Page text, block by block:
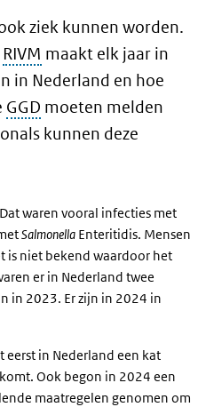
ziek kunnen worden.
RIVM maakt elk jaar in
in Nederland en hoe
GGD moeten melden
kunnen deze
waren vooral infecties met
Salmonella Enteritidis. Mensen
is niet bekend waardoor het
er in Nederland twee
in 2023. Er zijn in 2024 in
eerst in Nederland een kat
Ook begon in 2024 een
maatregelen genomen om